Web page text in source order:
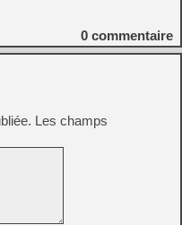
0 commentaire
Les champs